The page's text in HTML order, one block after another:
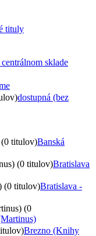
tituly
centrálnom sklade
dostupná (bez
titulov)Banská
(0 titulov)Bratislava
(0 titulov)Bratislava -
(0
Brezno (Knihy